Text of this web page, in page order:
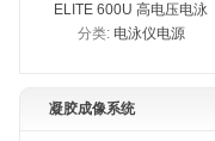
ELITE 600U 高电压电泳
仪电源
分类: 电泳仪电源
凝胶成像系统